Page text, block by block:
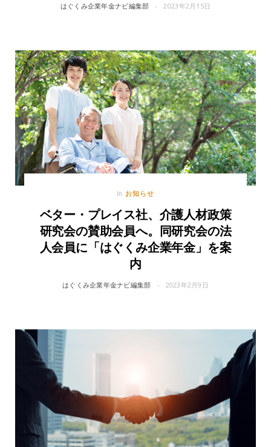
はぐくみ企業年金ナビ編集部 2023年2月15日
In お知らせ
ベター・プレイス社、介護人材政策
研究会の賛助会員へ。同研究会の法
人会員に「はぐくみ企業年金」を案
内
はぐくみ企業年金ナビ編集部 2023年2月9日